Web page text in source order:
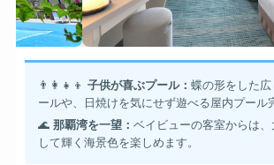
👨‍👩‍👧‍👦 子供が喜ぶプール： 蝶の形をした
ールや、日焼けを気にせず遊べる屋内プール
🌊 那覇湾を一望： ベイビューの客室からは
して輝く海景色を楽しめます。